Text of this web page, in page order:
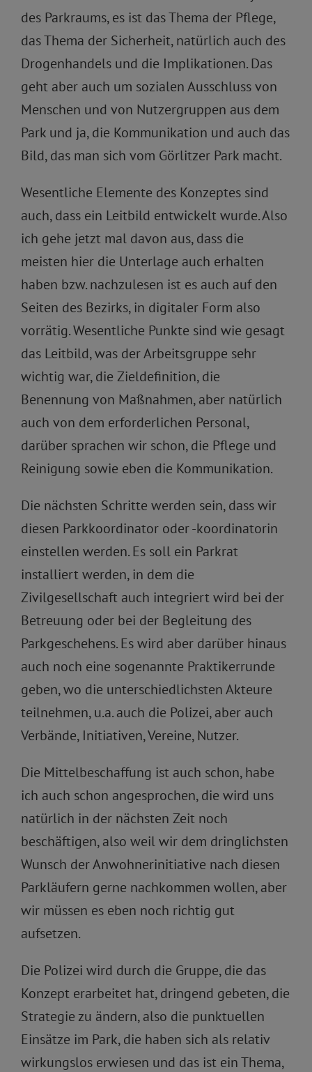
des Parkraums, es ist das Thema der Pflege,
das Thema der Sicherheit, natürlich auch des
Drogenhandels und die Implikationen. Das
geht aber auch um sozialen Ausschluss von
Menschen und von Nutzergruppen aus dem
Park und ja, die Kommunikation und auch das
Bild, das man sich vom Görlitzer Park macht.
Wesentliche Elemente des Konzeptes sind
auch, dass ein Leitbild entwickelt wurde. Also
ich gehe jetzt mal davon aus, dass die
meisten hier die Unterlage auch erhalten
haben bzw. nachzulesen ist es auch auf den
Seiten des Bezirks, in digitaler Form also
vorrätig. Wesentliche Punkte sind wie gesagt
das Leitbild, was der Arbeitsgruppe sehr
wichtig war, die Zieldefinition, die
Benennung von Maßnahmen, aber natürlich
auch von dem erforderlichen Personal,
darüber sprachen wir schon, die Pflege und
Reinigung sowie eben die Kommunikation.
Die nächsten Schritte werden sein, dass wir
diesen Parkkoordinator oder -koordinatorin
einstellen werden. Es soll ein Parkrat
installiert werden, in dem die
Zivilgesellschaft auch integriert wird bei der
Betreuung oder bei der Begleitung des
Parkgeschehens. Es wird aber darüber hinaus
auch noch eine sogenannte Praktikerrunde
geben, wo die unterschiedlichsten Akteure
teilnehmen, u.a. auch die Polizei, aber auch
Verbände, Initiativen, Vereine, Nutzer.
Die Mittelbeschaffung ist auch schon, habe
ich auch schon angesprochen, die wird uns
natürlich in der nächsten Zeit noch
beschäftigen, also weil wir dem dringlichsten
Wunsch der Anwohnerinitiative nach diesen
Parkläufern gerne nachkommen wollen, aber
wir müssen es eben noch richtig gut
aufsetzen.
Die Polizei wird durch die Gruppe, die das
Konzept erarbeitet hat, dringend gebeten, die
Strategie zu ändern, also die punktuellen
Einsätze im Park, die haben sich als relativ
wirkungslos erwiesen und das ist ein Thema,